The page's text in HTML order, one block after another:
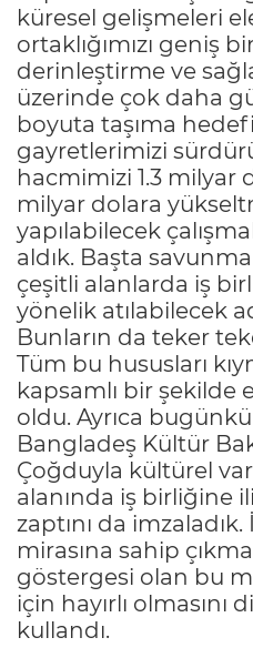
küresel gelişmeleri
ortaklığımızı geniş
derinleştirme ve
üzerinde çok daha
boyuta taşıma
gayretlerimizi
hacmimizi 1.3 milyar
milyar dolara
yapılabilecek
aldık. Başta
çeşitli alanlarda iş
yönelik atılabilecek
Bunların da teker
Tüm bu hususları
kapsamlı bir şekilde
oldu. Ayrıca
Bangladeş Kültür
Çoğduyla kültürel
alanında iş birliğine
zaptını da
mirasına sahip
göstergesi olan bu
için hayırlı
kullandı.